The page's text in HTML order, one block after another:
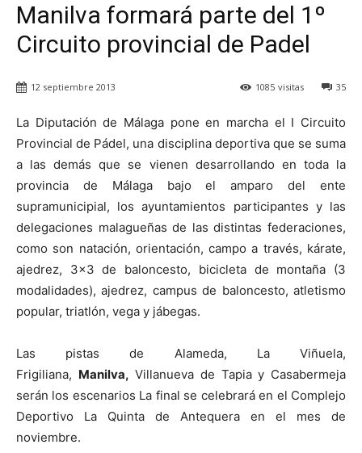
Manilva formará parte del 1º
Circuito provincial de Padel
35
1085 visitas
12 septiembre 2013
La Diputación de Málaga pone en marcha el I Circuito
Provincial de Pádel, una disciplina deportiva que se suma
a las demás que se vienen desarrollando en toda la
provincia de Málaga bajo el amparo del ente
supramunicipial, los ayuntamientos participantes y las
delegaciones malagueñas de las distintas federaciones,
como son natación, orientación, campo a través, kárate,
ajedrez, 3×3 de baloncesto, bicicleta de montaña (3
modalidades), ajedrez, campus de baloncesto, atletismo
popular, triatlón, vega y jábegas.
Las pistas de Alameda, La Viñuela,
Frigiliana, Manilva, Villanueva de Tapia y Casabermeja
serán los escenarios La final se celebrará en el Complejo
Deportivo La Quinta de Antequera en el mes de
noviembre.